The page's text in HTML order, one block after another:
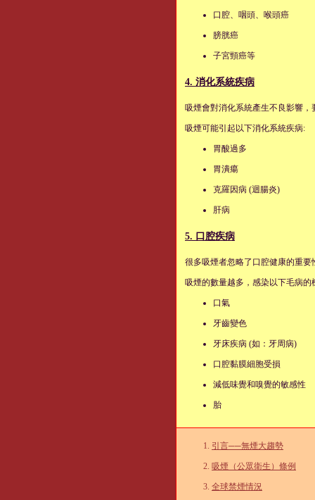
口腔、咽頭、喉頭癌
膀胱癌
子宮頸癌等
4. 消化系統疾病
吸煙會對消化系統產生不良影響
吸煙可能引起以下消化系統疾病:
胃酸過多
胃潰瘍
克羅因病 (迴腸炎)
肝病
5. 口腔疾病
很多吸煙者忽略了口腔健康的重
吸煙的數量越多，感染以下毛病的
口氣
牙齒變色
牙床疾病 (如：牙周病)
口腔黏膜細胞受損
減低味覺和嗅覺的敏感性
胎
引言──無煙大趨勢
吸煙（公眾衛生）條例
全球禁煙情況